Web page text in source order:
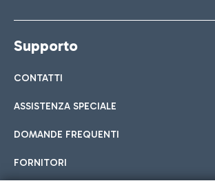
Supporto
CONTATTI
ASSISTENZA SPECIALE
DOMANDE FREQUENTI
FORNITORI